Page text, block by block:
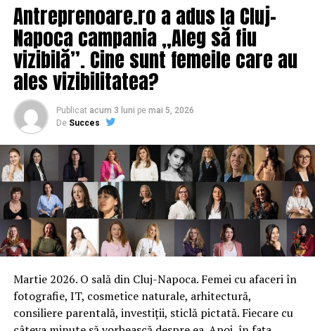
Antreprenoare.ro a adus la Cluj-
Napoca campania „Aleg să fiu
vizibilă”. Cine sunt femeile care au
ales vizibilitatea?
Publicat acum 3 luni pe mai 5, 2026
De Succes
Martie 2026. O sală din Cluj-Napoca. Femei cu afaceri în
fotografie, IT, cosmetice naturale, arhitectură,
consiliere parentală, investiții, sticlă pictată. Fiecare cu